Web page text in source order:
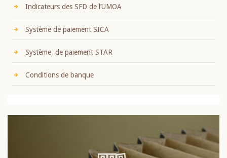
Indicateurs des SFD de l’UMOA
Système de paiement SICA
Système de paiement STAR
Conditions de banque